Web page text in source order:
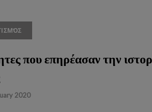
που επηρέασαν την
2020